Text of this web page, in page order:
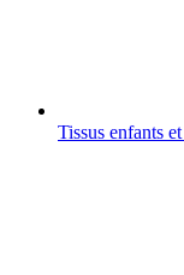
Tissus enfants